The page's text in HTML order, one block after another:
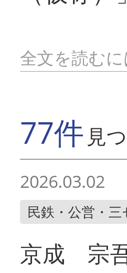
全文を読む
77件 見
2026.03.02
民鉄・公営・三
京成 宗